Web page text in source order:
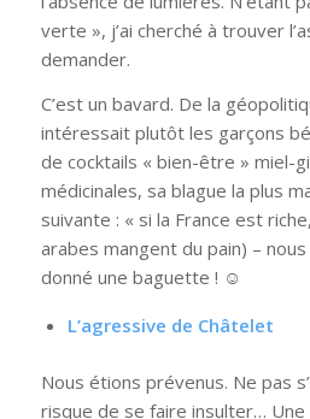
verte », j’ai cherché à trouver
demander.
C’est un bavard. De la
intéressait plutôt les garçons
de cocktails « bien-être » miel-
médicinales, sa blague la plus
suivante : « si la France est
arabes mangent du pain) –
donné une baguette ! ☺
L’agressive de Châtelet
Nous étions prévenus. Ne pas
risque de se faire insulter…